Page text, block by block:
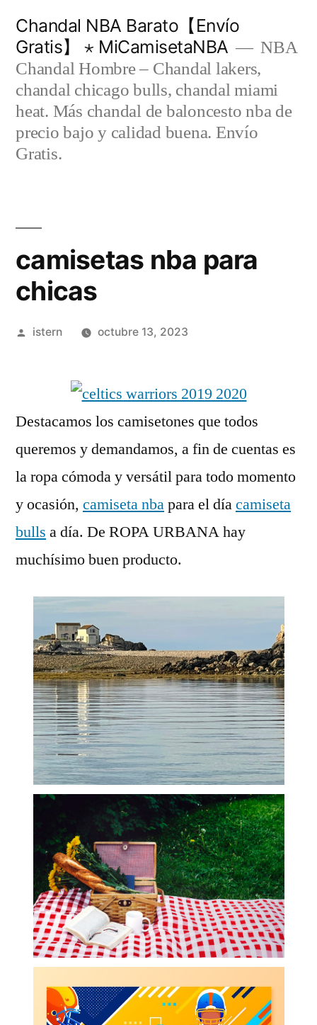
contenido
Chandal NBA Barato【Envío
Gratis】 ⋆ MiCamisetaNBA
NBA
Chandal Hombre – Chandal lakers,
chandal chicago bulls, chandal miami
heat. Más chandal de baloncesto nba de
precio bajo y calidad buena. Envío
Gratis.
camisetas nba para
chicas
Publicado
istern octubre 13, 2023
Destacamos los camisetones que todos
queremos y demandamos, a fin de cuentas es
la ropa cómoda y versátil para todo momento
y ocasión, camiseta nbapara el díacamiseta
bulls a día. De ROPA URBANA hay
muchísimo buen producto.